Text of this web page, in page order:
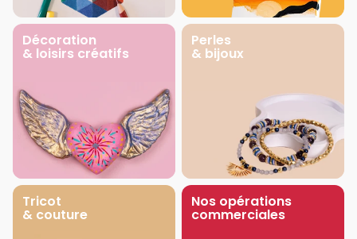
Décoration
& loisirs créatifs
Perles
& bijoux
Tricot
& couture
Nos opérations
commerciales